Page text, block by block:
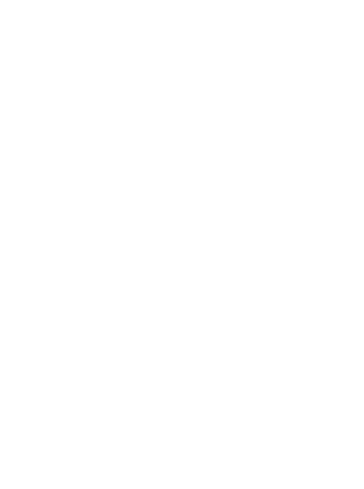
了承ください。
き作成されるも
をご了承くださ
御機器販売店・
ようお願いしま
社の共同利用者
とをご了承くだ
」に記載されて
です。
ありません。
です。
ず変更すること
1000ppm以下、
下、フタル酸ジブチ
はありません。
品に未対応品が
) : 1000ppm、
ない年数を意
要な手段を講じ
これらの製造装
通知します。
、取り引きをい
ムロン制御